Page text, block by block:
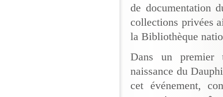
de documentation
collections privées
la Bibliothèque
Dans un premier
naissance du
cet événement,